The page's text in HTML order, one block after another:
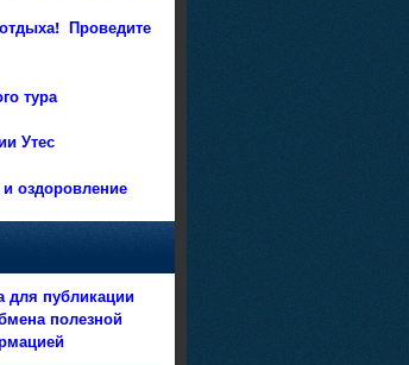
Проведите
тура
Утес
оздоровление
для публикации
полезной